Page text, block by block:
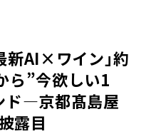
新AI×ワイン」約
ら”今欲しい1
ド—京都髙島屋
露目